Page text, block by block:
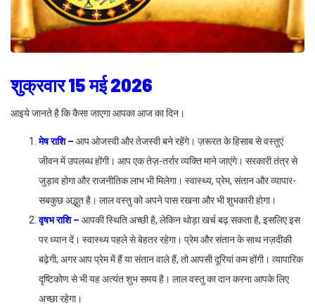
शुक्रवार 15 मई 2026
आइये जानते है कि कैसा जाएगा आपका आज का दिन।
मेष राशि – आप ओजस्वी और तेजस्वी बने रहेंगे। ज़रूरत के हिसाब से वस्तुएं
जीवन में उपलब्ध होंगी। आप एक तेज़-तर्रार व्यक्ति माने जाएंगे। सरकारी तंत्र से
जुड़ाव होगा और राजनीतिक लाभ भी मिलेगा। स्वास्थ्य, प्रेम, संतान और व्यापार-
सबकुछ अद्भुत है। लाल वस्तु को अपने पास रखना और भी शुभकारी होगा।
वृषभ राशि – आपकी स्थिति अच्छी है, लेकिन थोड़ा खर्च बढ़ सकता है, इसलिए इस
पर ध्यान दें। स्वास्थ्य पहले से बेहतर रहेगा। प्रेम और संतान के साथ नज़दीकी
बढ़ेगी; अगर आप प्रेम में हैं या संतान वाले हैं, तो आपसी दूरियां कम होंगी। व्यापारिक
दृष्टिकोण से भी यह अत्यंत शुभ समय है। लाल वस्तु का दान करना आपके लिए
अच्छा रहेगा।